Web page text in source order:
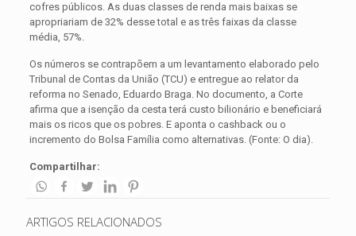
cofres públicos. As duas classes de renda mais baixas se
apropriariam de 32% desse total e as três faixas da classe
média, 57%.
Os números se contrapõem a um levantamento elaborado pelo
Tribunal de Contas da União (TCU) e entregue ao relator da
reforma no Senado, Eduardo Braga. No documento, a Corte
afirma que a isenção da cesta terá custo bilionário e beneficiará
mais os ricos que os pobres. E aponta o cashback ou o
incremento do Bolsa Família como alternativas. (Fonte: O dia).
Compartilhar:
ARTIGOS RELACIONADOS